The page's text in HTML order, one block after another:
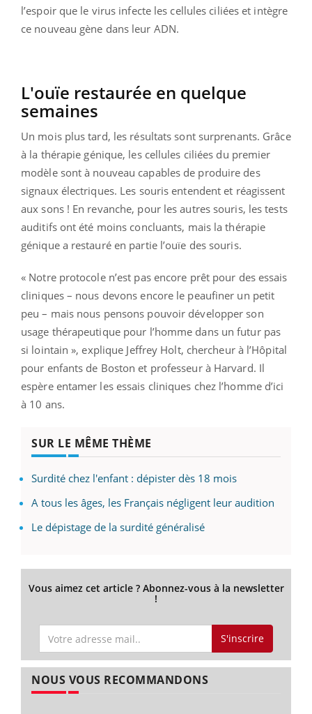
l’espoir que le virus infecte les cellules ciliées et intègre
ce nouveau gène dans leur ADN.
L'ouïe restaurée en quelque
semaines
Un mois plus tard, les résultats sont surprenants. Grâce
à la thérapie génique, les cellules ciliées du premier
modèle sont à nouveau capables de produire des
signaux électriques. Les souris entendent et réagissent
aux sons ! En revanche, pour les autres souris, les tests
auditifs ont été moins concluants, mais la thérapie
génique a restauré en partie l’ouïe des souris.
« Notre protocole n’est pas encore prêt pour des essais
cliniques – nous devons encore le peaufiner un petit
peu – mais nous pensons pouvoir développer son
usage thérapeutique pour l’homme dans un futur pas
si lointain », explique Jeffrey Holt, chercheur à l’Hôpital
pour enfants de Boston et professeur à Harvard. Il
espère entamer les essais cliniques chez l’homme d’ici
à 10 ans.
SUR LE MÊME THÈME
Surdité chez l'enfant : dépister dès 18 mois
A tous les âges, les Français négligent leur audition
Le dépistage de la surdité généralisé
Vous aimez cet article ? Abonnez-vous à la newsletter
!
S'inscrire
NOUS VOUS RECOMMANDONS